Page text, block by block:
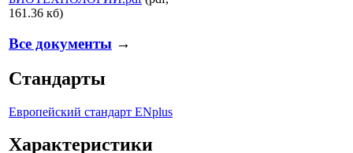
161.36 кб)
Все документы →
Стандарты
Европейский стандарт ENplus
Характеристики